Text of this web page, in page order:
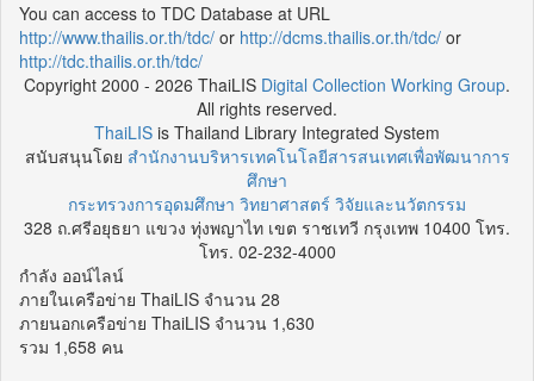
You can access to TDC Database at URL
http://www.thailis.or.th/tdc/ or http://dcms.thailis.or.th/tdc/ or
http://tdc.thailis.or.th/tdc/
Copyright 2000 - 2026 ThaiLIS Digital Collection Working Group.
All rights reserved.
ThaiLIS is Thailand Library Integrated System
สนับสนุนโดย สำนักงานบริหารเทคโนโลยีสารสนเทศเพื่อพัฒนาการ
ศึกษา
กระทรวงการอุดมศึกษา วิทยาศาสตร์ วิจัยและนวัตกรรม
328 ถ.ศรีอยุธยา แขวง ทุ่งพญาไท เขต ราชเทวี กรุงเทพ 10400 โทร.
โทร. 02-232-4000
กำลัง ออน์ไลน์
ภายในเครือข่าย ThaiLIS จำนวน 28
ภายนอกเครือข่าย ThaiLIS จำนวน 1,630
รวม 1,658 คน